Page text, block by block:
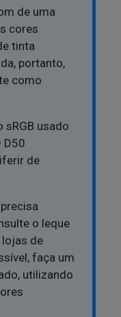
de uma
cores
tinta
portanto,
como
sRGB usado
D50
de
o leque
lojas de
faça um
utilizando